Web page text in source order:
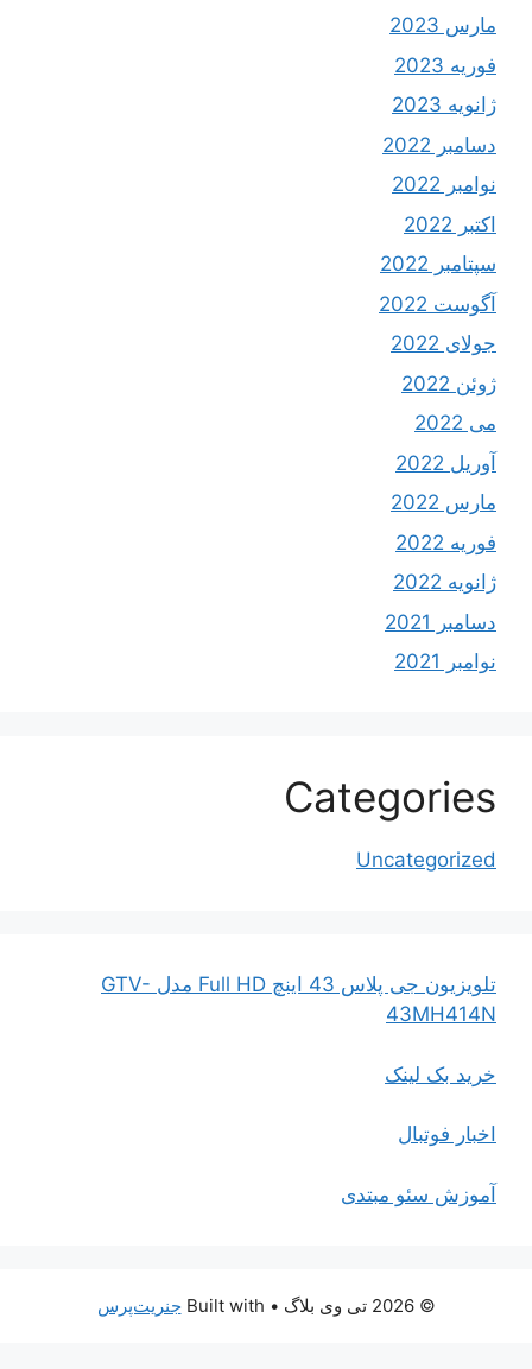
مارس 2023
فوریه 2023
ژانویه 2023
دسامبر 2022
نوامبر 2022
اکتبر 2022
سپتامبر 2022
آگوست 2022
جولای 2022
ژوئن 2022
آوریل 2022
مارس 2022
فوریه 2022
ژانویه 2022
دسامبر 2021
نوامبر 2021
Categories
Uncategorized
تلویزیون جی پلاس 43 اینچ Full HD مدل GTV-
43MH414N
خرید بک لینک
اخبار فوتبال
آموزش سئو مبتدی
• Built with جنریت‌پرس